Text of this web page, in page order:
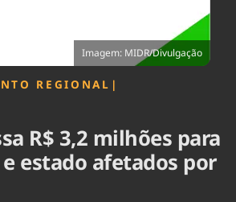
Imagem: MIDR/Divulgação
REGIONAL |
R$ 3,2 milhões para
estado afetados por